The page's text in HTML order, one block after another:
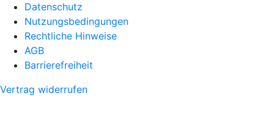
Datenschutz
Nutzungsbedingungen
Rechtliche Hinweise
AGB
Barrierefreiheit
Vertrag widerrufen